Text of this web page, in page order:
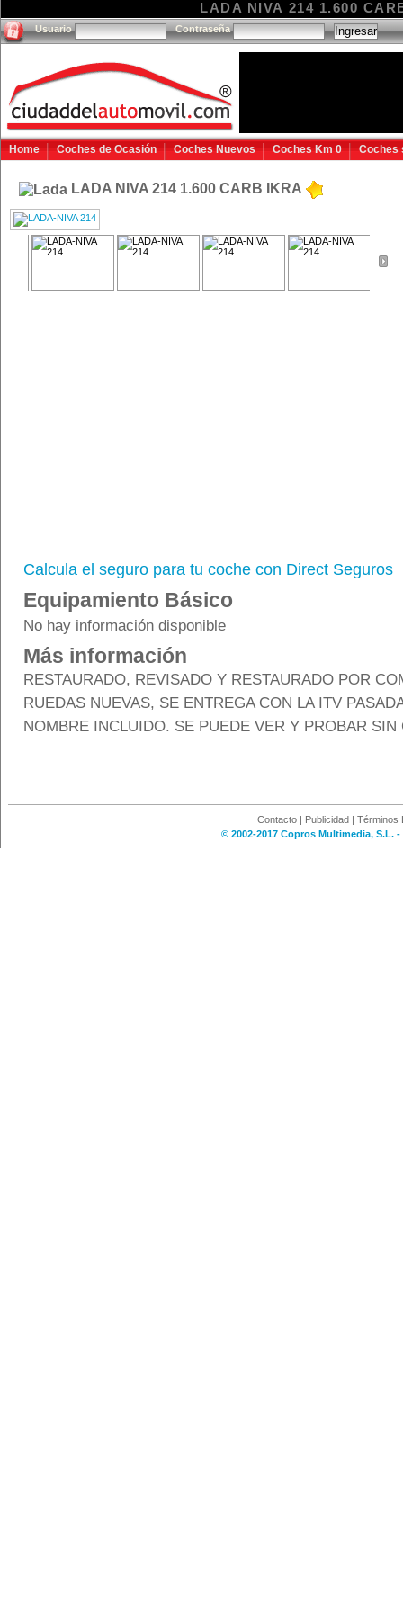
LADA NIVA 214 1.600
Usuario Contraseña
Home Coches de Ocasión Coches Nuevos Coches Km 0 Coches
LADA NIVA 214 1.600 CARB IKRA
Calcula el seguro para tu coche con Direct Seguros
Equipamiento Básico
No hay información disponible
Más información
RESTAURADO, REVISADO Y RESTAURADO POR
RUEDAS NUEVAS, SE ENTREGA CON LA ITV
NOMBRE INCLUIDO. SE PUEDE VER Y PROBAR SIN
Contacto | Publicidad | Términos
© 2002-2017 Copros Multimedia, S.L.